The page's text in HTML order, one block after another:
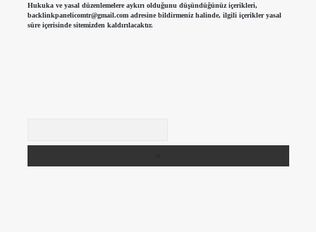
Hukuka ve yasal düzenlemelere aykırı olduğunu düşündüğünüz içerikleri,
backlinkpanelicomtr@gmail.comadresine bildirmeniz halinde, ilgili içerikler yasal
süre içerisinde sitemizden kaldırılacaktır.